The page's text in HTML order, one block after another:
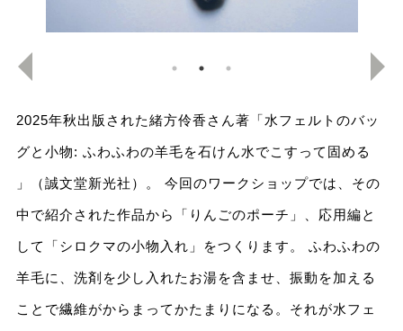
2025年秋出版された緒方伶香さん著「水フェルトのバッ
グと小物: ふわふわの羊毛を石けん水でこすって固める
」（誠文堂新光社）。 今回のワークショップでは、その
中で紹介された作品から「りんごのポーチ」、応用編と
して「シロクマの小物入れ」をつくります。 ふわふわの
羊毛に、洗剤を少し入れたお湯を含ませ、振動を加える
ことで繊維がからまってかたまりになる。それが水フェ